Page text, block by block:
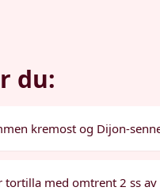
du:
kremost og Dijon-
tortilla med omtrent 2 ss